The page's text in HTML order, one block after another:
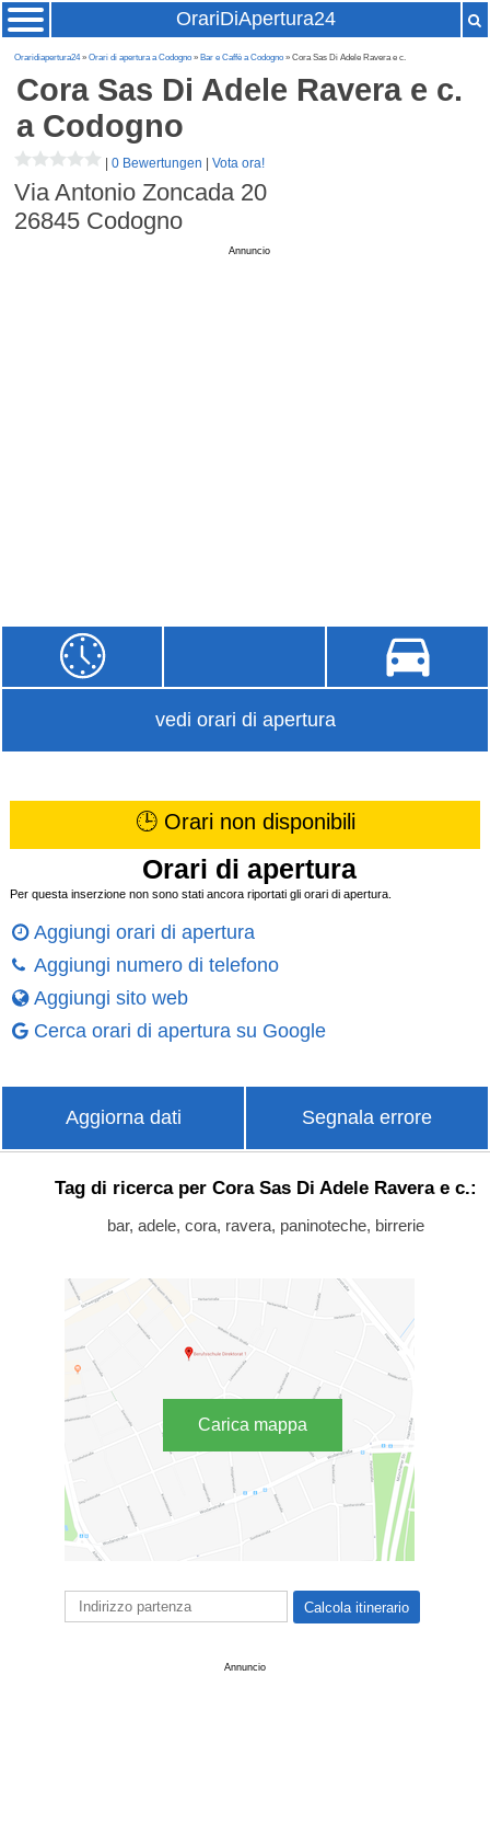
OrariDiApertura24
Oraridiapertura24»Orari di apertura a Codogno » Bar e Caffè a Codogno » Cora Sas Di Adele Ravera e c.
Cora Sas Di Adele Ravera e c.
a Codogno
|0 Bewertungen |Vota ora!
Via Antonio Zoncada 20
26845 Codogno
Annuncio
vedi orari di apertura
🕒 Orari non disponibili
Orari di apertura
Per questa inserzione non sono stati ancora riportati gli orari di apertura.
Aggiungi orari di apertura
Aggiungi numero di telefono
Aggiungi sito web
Cerca orari di apertura su Google
Aggiorna dati Segnala errore
Tag di ricerca per Cora Sas Di Adele Ravera e c.:
bar, adele, cora, ravera, paninoteche, birrerie
Carica mappa
Annuncio